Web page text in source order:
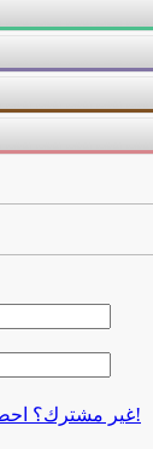
غير مشترك؟ احصل على موقع مجاني الآن!